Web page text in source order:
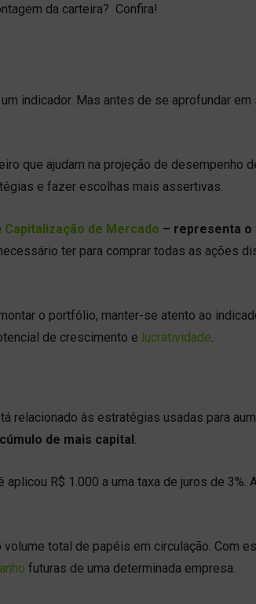
da carteira? Confira!
indicador. Mas antes de se aprofundar
que ajudam na projeção de desempenho
e fazer escolhas mais assertivas.
Capitalização de Mercado – representa o
ter para comprar todas as ações
o portfólio, manter-se atento ao
de crescimento e lucratividade
relacionado às estratégias usadas para
de mais capital
R$ 1.000 a uma taxa de juros de 3%.
total de papéis em circulação. Com
futuras de uma determinada empresa.